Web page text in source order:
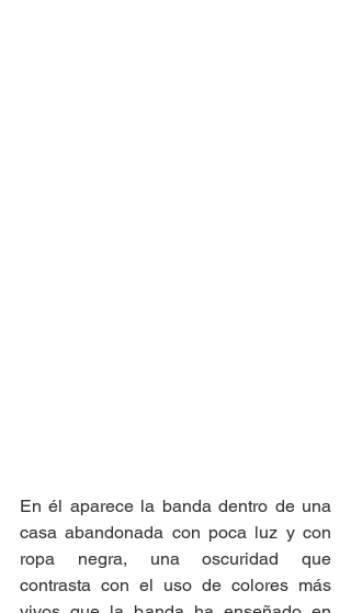
En él aparece la banda dentro de una
casa abandonada con poca luz y con
ropa negra, una oscuridad que
contrasta con el uso de colores más